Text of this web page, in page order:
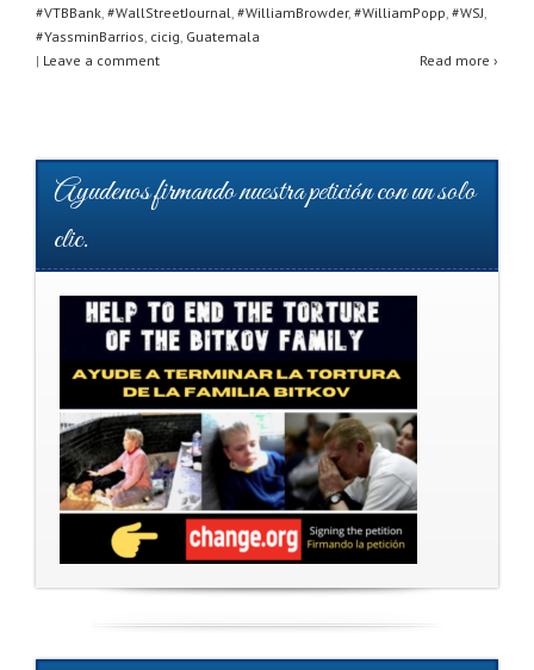
#VTBBank, #WallStreetJournal, #WilliamBrowder, #WilliamPopp, #WSJ,
#YassminBarrios, cicig, Guatemala
| Leave a comment Read more ›
Ayudenos firmando nuestra petición con un solo
clic.